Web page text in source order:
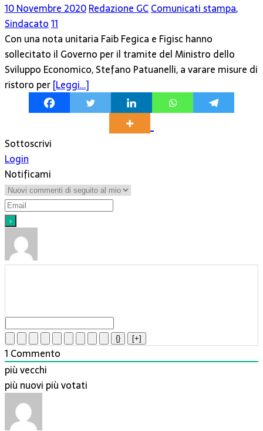
10 Novembre 2020Redazione GCComunicati stampa,
Sindacato11
Con una nota unitaria Faib Fegica e Figisc hanno
sollecitato il Governo per il tramite del Ministro dello
Sviluppo Economico, Stefano Patuanelli, a varare misure di
ristoro per[Leggi…]
Sottoscrivi
Login
Notificami
{} [+]
1 Commento
più vecchi
più nuovi più votati